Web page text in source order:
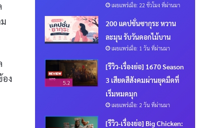
อง
เผยแพร่เมื่อ: 22 ชั่วโมง ที่ผ่านมา
200 แคปชั่นซากุระ หวาน
ละมุน รับวันดอกไม้บาน
เผยแพร่เมื่อ: 1 วัน ที่ผ่านมา
5.2
[รีวิว-เรื่องย่อ] 1670 Season
3 เสียดสีสังคมผ่านยุคมืดที่
เริ่มหมดมุก
เผยแพร่เมื่อ: 2 วัน ที่ผ่านมา
[รีวิว-เรื่องย่อ] Big Chicken: